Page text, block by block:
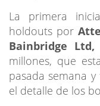
La primera
holdouts por
Bainbridge Ltd,
millones, que
pasada semana
el detalle de los